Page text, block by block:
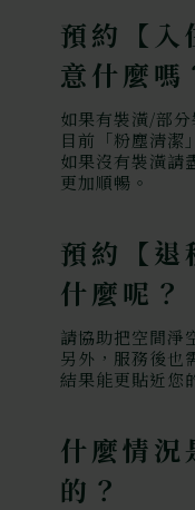
預約【入
意什麼嗎
如果有裝潢/部
目前「粉塵清潔
如果沒有裝潢請
更加順暢。
預約【退
什麼呢？
請協助把空間淨
另外，服務後也
結果能更貼近您
什麼情況
的？